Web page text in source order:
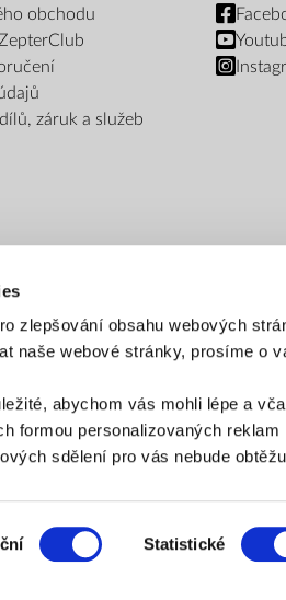
zlepšování obsahu webových
naše webové stránky, prosíme o
abychom vás mohli lépe a
formou personalizovaných
sdělení pro vás nebude
Statistické
obchodu
záruk a služeb
bankovním převodem